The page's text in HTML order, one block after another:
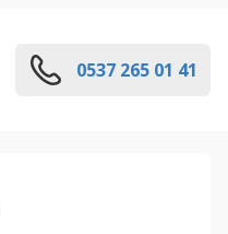
0537 265 01 41